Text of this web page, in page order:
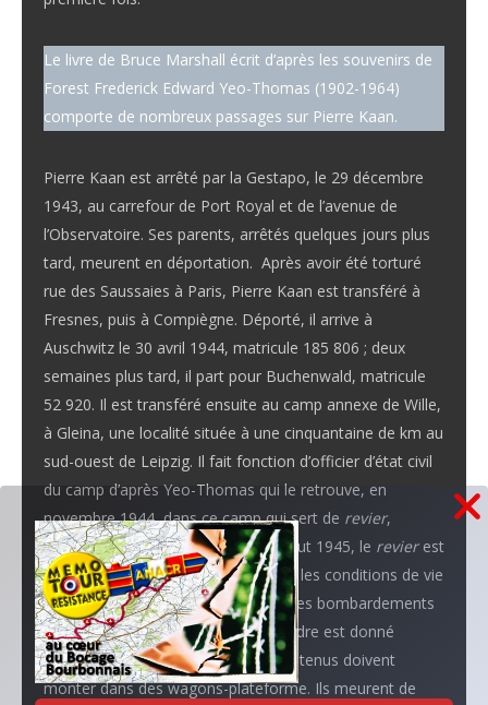
Le livre de Bruce Marshall écrit d’après les souvenirs de
Forest Frederick Edward Yeo-Thomas (1902-1964)
comporte de nombreux passages sur Pierre Kaan.
Pierre Kaan est arrêté par la Gestapo, le 29 décembre
1943, au carrefour de Port Royal et de l’avenue de
l’Observatoire. Ses parents, arrêtés quelques jours plus
tard, meurent en déportation. Après avoir été torturé
rue des Saussaies à Paris, Pierre Kaan est transféré à
Fresnes, puis à Compiègne. Déporté, il arrive à
Auschwitz le 30 avril 1944, matricule 185 806 ; deux
semaines plus tard, il part pour Buchenwald, matricule
52 920. Il est transféré ensuite au camp annexe de Wille,
à Gleina, une localité située à une cinquantaine de km au
sud-ouest de Leipzig. Il fait fonction d’officier d’état civil
du camp d’après Yeo-Thomas qui le retrouve, en
novembre 1944, dans ce camp qui sert de revier,
d’hôpital, à celui de Rehmsdorf. Début 1945, le revierest
transféré de Gleina à Rehmsdorf où les conditions de vie
sont épouvantables. Au printemps, les bombardements
alliés n’arrangent rien. Le 13 avril, ordre est donné
d’évacuer le camp. Le 14 avril, les détenus doivent
monter dans des wagons-plateforme. Ils meurent de